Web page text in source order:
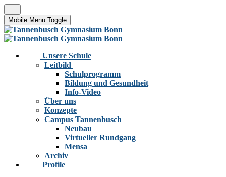
Mobile Menu Toggle
Unsere Schule
Leitbild
Schulprogramm
Bildung und Gesundheit
Info-Video
Über uns
Konzepte
Campus Tannenbusch
Neubau
Virtueller Rundgang
Mensa
Archiv
Profile